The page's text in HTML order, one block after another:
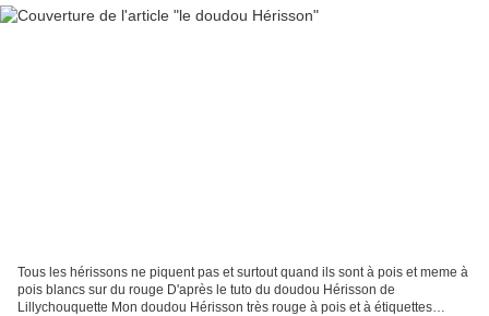
Tous les hérissons ne piquent pas et surtout quand ils sont à pois et meme à
pois blancs sur du rouge D'après le tuto du doudou Hérisson de
Lillychouquette Mon doudou Hérisson très rouge à pois et à étiquettes